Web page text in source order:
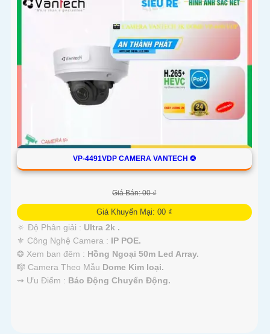
VP-4491VDP CAMERA VANTECH ❂
Giá Bán: 00 ₫
Giá Khuyến Mại: 00 ₫
🔅 Độ Phân giải : Ultra 2k .
⚜️ Công Nghệ Camera : IP POE.
❂ Xem ban đêm : Hồng Ngoại 50m Led Array.
🎼️ Camera Theo Mẫu Dome Kim loại.
️⇝ Ưu Điểm : Báo Động Chuyển Động.